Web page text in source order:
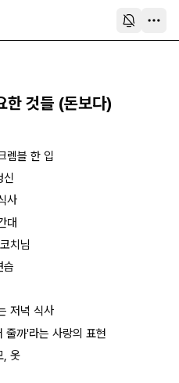
한 것들 (돈보다)
렘블 한 입
신
사
대
치님
습
저녁 식사
줄까'라는 사랑의 표현
, 옷